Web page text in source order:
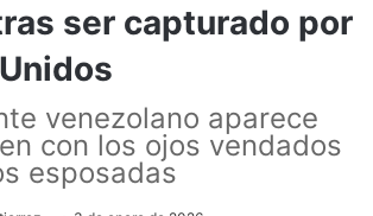
ser capturado por
venezolano aparece
con los ojos vendados
esposadas